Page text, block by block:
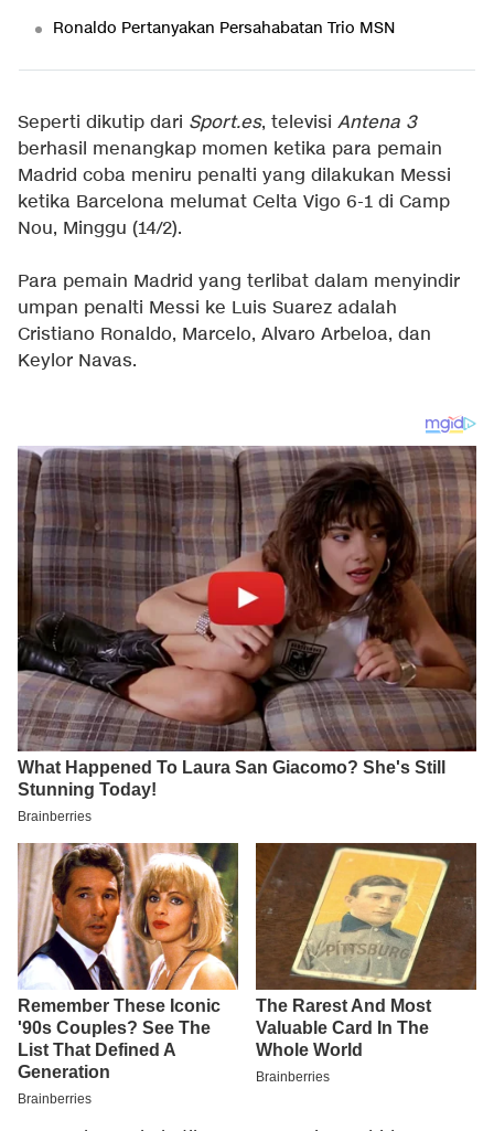
Ronaldo Pertanyakan Persahabatan Trio MSN
Seperti dikutip dari Sport.es, televisi Antena 3
berhasil menangkap momen ketika para pemain
Madrid coba meniru penalti yang dilakukan Messi
ketika Barcelona melumat Celta Vigo 6-1 di Camp
Nou, Minggu (14/2).
Para pemain Madrid yang terlibat dalam menyindir
umpan penalti Messi ke Luis Suarez adalah
Cristiano Ronaldo, Marcelo, Alvaro Arbeloa, dan
Keylor Navas.